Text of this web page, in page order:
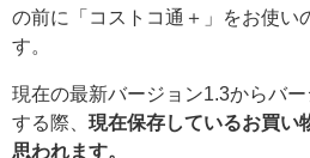
の前に「コストコ通＋」をお使い
す。
現在の最新バージョン1.3からバ
する際、 現在保存しているお買い
思われます。